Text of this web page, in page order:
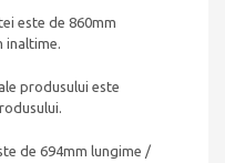
este de 860mm
inaltime.
produsului este
de 694mm lungime /